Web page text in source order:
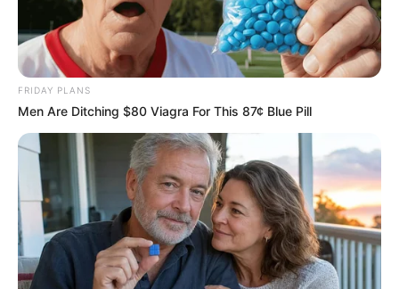
Watch The Most Jaw‑Dropping Figure Skating
Moments
BRAINBERRIES
FRIDAY PLANS
Men Are Ditching $80 Viagra For This 87¢ Blue Pill